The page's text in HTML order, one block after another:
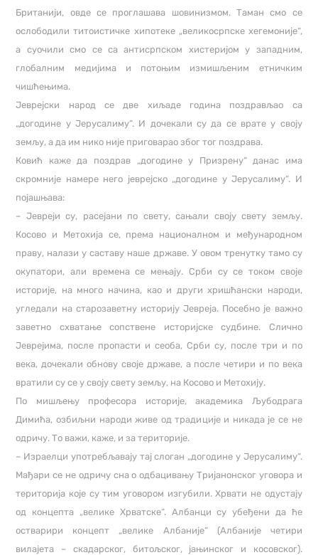
Британији, овде се проглашава шовинизмом. Таман смо се
ослободили титоистичке хипотеке „великосрпске хегемоније“,
а суочили смо се са антисрпском хистеријом у западним,
глобалним медијима и потоњим измишљеним етничким
чишћењима.
Јеврејски народ се две хиљаде година поздрављао са
„догодине у Јерусалиму“. И дочекали су да се врате у своју
земљу, а да им нико није приговарао због тог поздрава.
Ковић каже да поздрав „догодине у Призрену“ данас има
скромније намере него јеврејско „догодине у Јерусалиму“. И
појашњава:
– Јевреји су, расејани по свету, сањали своју свету земљу.
Косово и Метохија се, према националном и међународном
праву, налази у саставу наше државе. У овом тренутку тамо су
окупатори, али времена се мењају. Срби су се током своје
историје, на много начина, као и други хришћански народи,
угледали на старозаветну историју Јевреја. Посебно је важно
заветно схватање сопствене историјске судбине. Слично
Јеврејима, после пропасти и сеоба, Срби су, после три и по
века, дочекали обнову своје државе, а после четири и по века
вратили су се у своју свету земљу, на Косово и Метохију.
По мишљењу професора историје, академика Љубодрага
Димића, озбиљни народи живе од традиције и никада је се не
одричу. То важи, каже, и за територије.
– Израелци употребљавају тај слоган „догодине у Јерусалиму“.
Мађари се не одричу сна о одбацивању Тријанонског уговора и
територија које су тим уговором изгубили. Хрвати не одустају
од концепта „велике Хрватске“. Албанци су убеђени да ће
остварири концепт „велике Албаније“ (Албаније четири
вилајета – скадарског, битољског, јањинског и косовског).